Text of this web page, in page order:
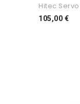
Hitec Servo
105,00 €